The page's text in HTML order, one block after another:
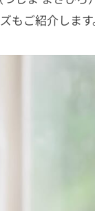
もご紹介します